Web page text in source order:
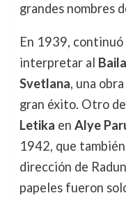
grandes nombres
En 1939,
interpretar al
Svetlana, una
gran éxito. Otro
Letika en Alye
1942, que
dirección de
papeles fueron